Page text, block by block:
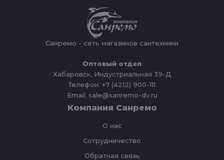
Санремо - сеть магазинов сантехники
Оптовый отдел
Хабаровск, Индустриальная 39-Д
Телефон: +7 (4212) 900-111
Email: sale@sanremo-dv.ru
Компания Санремо
О нас
Сотрудничество
Обратная связь